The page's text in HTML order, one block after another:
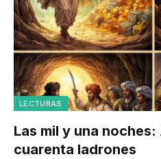
LECTURAS
Las mil y una
cuarenta ladrones